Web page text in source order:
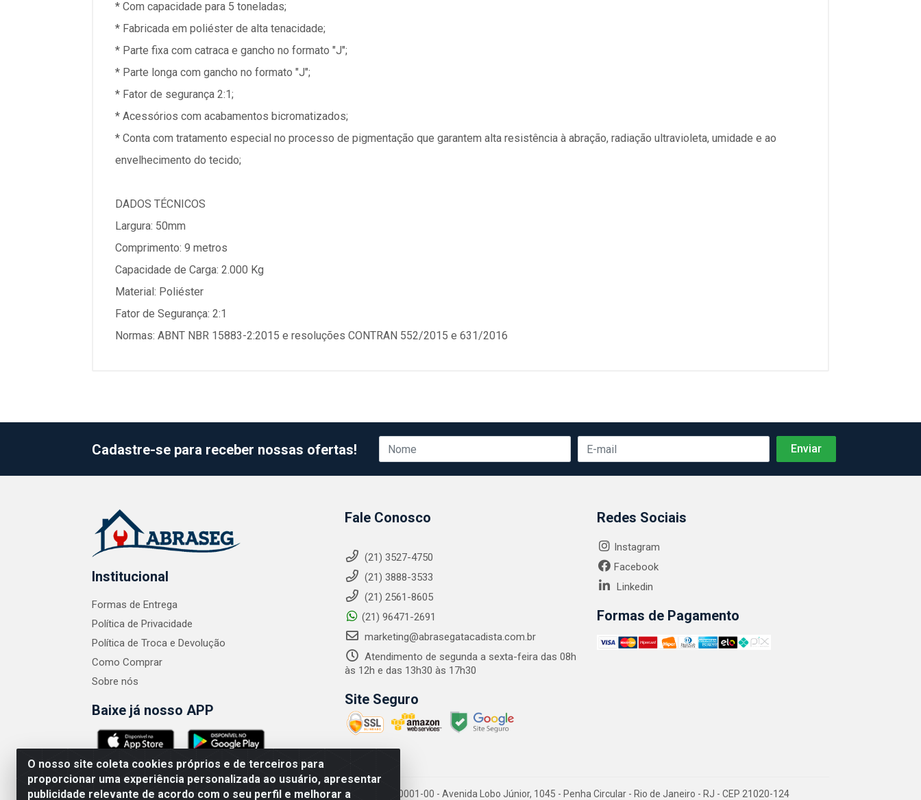
* Com capacidade para 5 toneladas;
* Fabricada em poliéster de alta tenacidade;
* Parte fixa com catraca e gancho no formato "J";
* Parte longa com gancho no formato "J";
* Fator de segurança 2:1;
* Acessórios com acabamentos bicromatizados;
* Conta com tratamento especial no processo de pigmentação que garantem alta resistência à abração, radiação ultravioleta, umidade e ao
envelhecimento do tecido;
DADOS TÉCNICOS
Largura: 50mm
Comprimento: 9 metros
Capacidade de Carga: 2.000 Kg
Material: Poliéster
Fator de Segurança: 2:1
Normas: ABNT NBR 15883-2:2015 e resoluções CONTRAN 552/2015 e 631/2016
O nosso site coleta cookies próprios e de terceiros para
proporcionar uma experiência personalizada ao usuário, apresentar
publicidade relevante de acordo com o seu perfil e melhorar a
Cadastre-se para receber nossas ofertas!
Institucional
Formas de Entrega
Política de Privacidade
Política de Troca e Devolução
Como Comprar
Sobre nós
Baixe já nosso APP
Fale Conosco
(21) 3527-4750
(21) 3888-3533
(21) 2561-8605
(21) 96471-2691
marketing@abrasegatacadista.com.br
Atendimento de segunda a sexta-feira das 08h
às 12h e das 13h30 às 17h30
Site Seguro
Redes Sociais
Instagram
Facebook
Linkedin
Formas de Pagamento
ABRASEG COMÉRCIO ATACADISTA LTDA - CNPJ: 10.894.768/0001-00 - Avenida Lobo Júnior, 1045 - Penha Circular - Rio de Janeiro - RJ - CEP 21020-124